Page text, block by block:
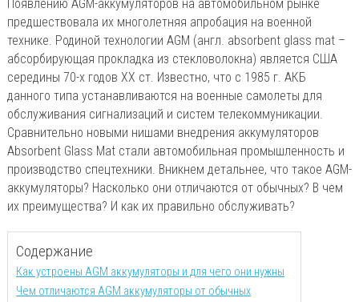
Появлению AGM-аккумуляторов на автомобильном рынке
предшествовала их многолетняя апробация на военной
технике. Родиной технологии AGM (англ. absorbent glass mat –
абсорбирующая прокладка из стекловолокна) является США
середины 70-х годов ХХ ст. Известно, что с 1985 г. АКБ
данного типа устанавливаются на военные самолеты для
обслуживания сигнализаций и систем телекоммуникации.
Сравнительно новыми нишами внедрения аккумуляторов
Absorbent Glass Mat стали автомобильная промышленность и
производство спецтехники. Вникнем детальнее, что такое AGM-
аккумуляторы? Насколько они отличаются от обычных? В чем
их преимущества? И как их правильно обслуживать?
Содержание
Как устроены AGM аккумуляторы и для чего они нужны
Чем отличаются AGM аккумуляторы от обычных